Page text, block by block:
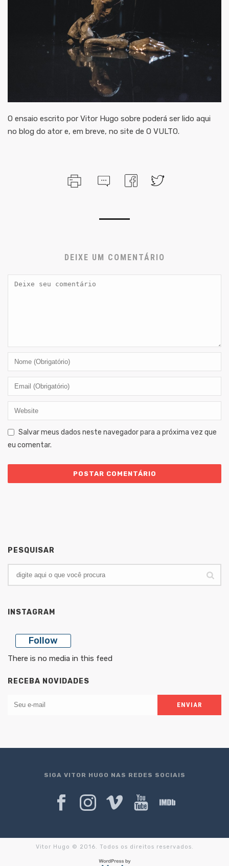
O ensaio escrito por Vitor Hugo sobre poderá ser lido aqui
no blog do ator e, em breve, no site de O VULTO.
DEIXE UM COMENTÁRIO
Salvar meus dados neste navegador para a próxima vez que
eu comentar.
PESQUISAR
INSTAGRAM
Follow
There is no media in this feed
RECEBA NOVIDADES
SIGA VITOR HUGO NAS REDES SOCIAIS
Vitor Hugo © 2016. Todos os direitos reservados.